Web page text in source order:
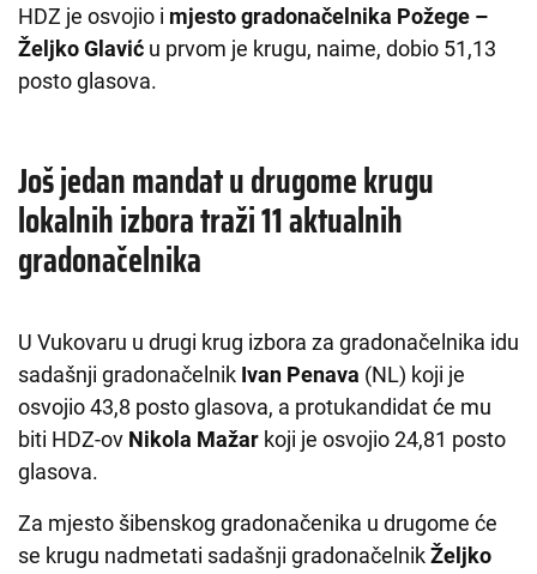
HDZ je osvojio i mjesto gradonačelnika Požege –
Željko Glavić u prvom je krugu, naime, dobio 51,13
posto glasova.
Još jedan mandat u drugome krugu
lokalnih izbora traži 11 aktualnih
gradonačelnika
U Vukovaru u drugi krug izbora za gradonačelnika idu
sadašnji gradonačelnik Ivan Penava (NL) koji je
osvojio 43,8 posto glasova, a protukandidat će mu
biti HDZ-ov Nikola Mažar koji je osvojio 24,81 posto
glasova.
Za mjesto šibenskog gradonačenika u drugome će
se krugu nadmetati sadašnji gradonačelnikŽeljko